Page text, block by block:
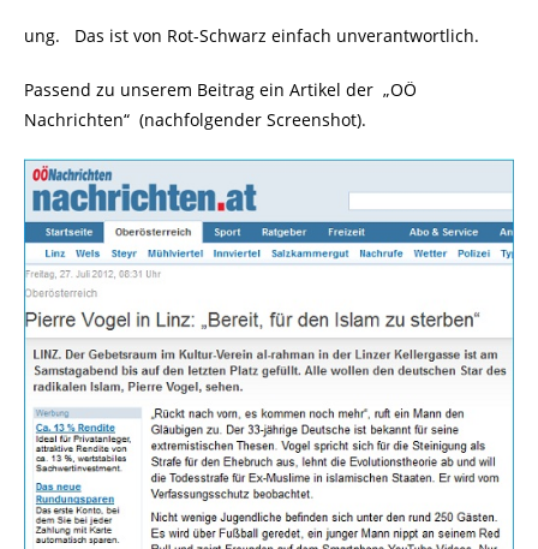
ung. Das ist von Rot-Schwarz einfach unverantwortlich.
Passend zu unserem Beitrag ein Artikel der „OÖ
Nachrichten“ (nachfolgender Screenshot).